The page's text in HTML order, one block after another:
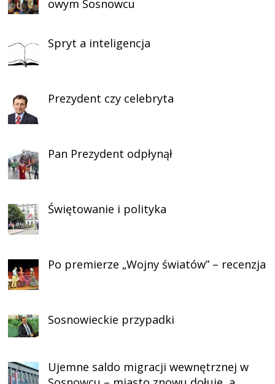
owym Sosnowcu
Spryt a inteligencja
Prezydent czy celebryta
Pan Prezydent odpłynął
Świętowanie i polityka
Po premierze „Wojny światów” – recenzja
Sosnowieckie przypadki
Ujemne saldo migracji wewnętrznej w